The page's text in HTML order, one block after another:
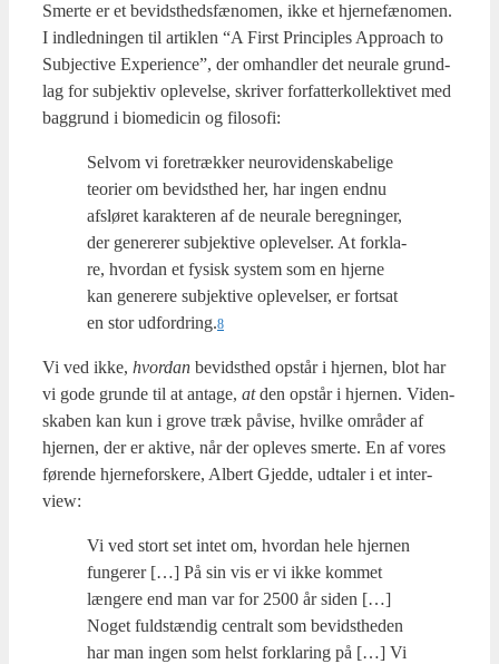
Smer­te er et bevidst­heds­fæ­no­men, ikke et hjer­ne­fæ­no­men.
I ind­led­nin­gen til artik­len “A First Prin­cip­les Appro­ach to
Sub­jecti­ve Expe­ri­en­ce”, der omhand­ler det neu­ra­le grund­
lag for sub­jek­tiv ople­vel­se, skri­ver for­fat­ter­kol­lek­ti­vet med
bag­grund i bio­me­di­cin og filo­so­fi:
Selv­om vi fore­træk­ker neu­rovi­den­ska­be­li­ge
teo­ri­er om bevidst­hed her, har ingen end­nu
afslø­ret karak­te­ren af de neu­ra­le bereg­nin­ger,
der gene­re­rer sub­jek­ti­ve ople­vel­ser. At for­kla­
re, hvor­dan et fysisk system som en hjer­ne
kan gene­re­re sub­jek­ti­ve ople­vel­ser, er fort­sat
en stor udfordring.8
Vi ved ikke, hvor­dan bevidst­hed opstår i hjer­nen, blot har
vi gode grun­de til at anta­ge, atden opstår i hjer­nen. Viden­
ska­ben kan kun i grove træk påvi­se, hvil­ke områ­der af
hjer­nen, der er akti­ve, når der ople­ves smer­te. En af vores
før­en­de hjer­ne­for­ske­re, Albert Gjed­de, udta­ler i et inter­
view:
Vi ved stort set intet om, hvor­dan hele hjer­nen
fun­ge­rer […] På sin vis er vi ikke kom­met
læn­ge­re end man var for 2500 år siden […]
Noget fuld­stæn­dig cen­tralt som bevidst­he­den
har man ingen som helst for­kla­ring på […] Vi